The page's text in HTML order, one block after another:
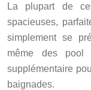
La plupart de
spacieuses,
simplement se
même des pool
supplémentaire
baignades.